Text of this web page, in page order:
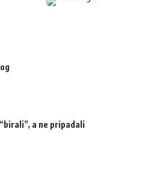
a ne pripadali